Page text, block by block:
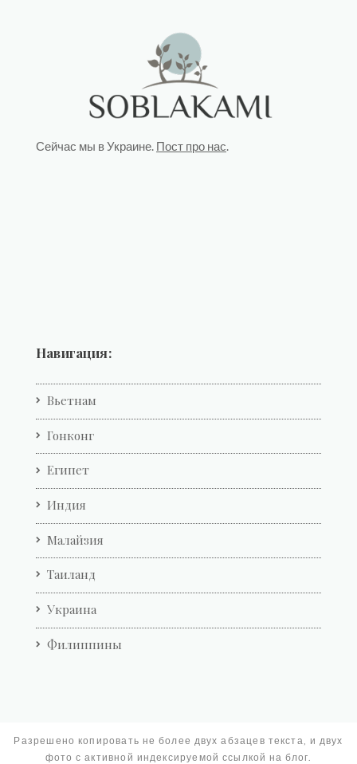
Сейчас мы в Украине. Пост про нас.
Навигация:
Вьетнам
Гонконг
Египет
Индия
Малайзия
Таиланд
Украина
Филиппины
Разрешено копировать не более двух абзацев текста, и двух
фото с активной индексируемой ссылкой на блог.